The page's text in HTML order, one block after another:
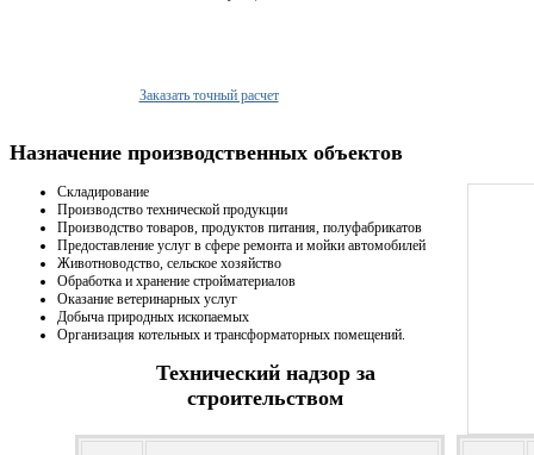
Заказать точный расчет
Назначение производственных объектов
Складирование
Производство технической продукции
Производство товаров, продуктов питания, полуфабрикатов
Предоставление услуг в сфере ремонта и мойки автомобилей
Животноводство, сельское хозяйство
Обработка и хранение стройматериалов
Оказание ветеринарных услуг
Добыча природных ископаемых
Организация котельных и трансформаторных помещений.
Технический надзор за
строительством